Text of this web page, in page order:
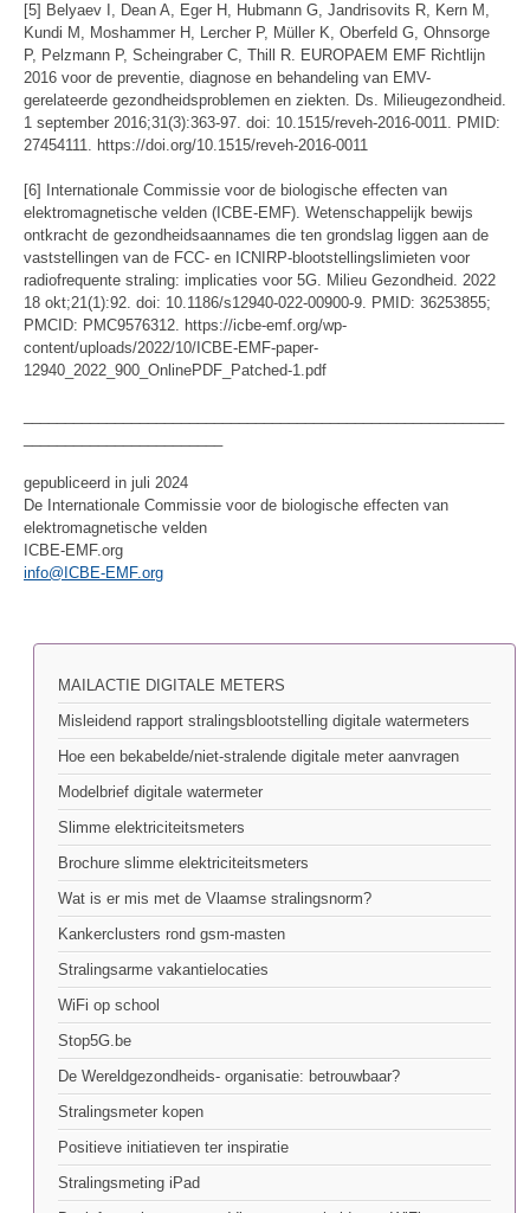
[5] Belyaev I, Dean A, Eger H, Hubmann G, Jandrisovits R, Kern M,
Kundi M, Moshammer H, Lercher P, Müller K, Oberfeld G, Ohnsorge
P, Pelzmann P, Scheingraber C, Thill R. EUROPAEM EMF Richtlijn
2016 voor de preventie, diagnose en behandeling van EMV-
gerelateerde gezondheidsproblemen en ziekten. Ds. Milieugezondheid.
1 september 2016;31(3):363-97. doi: 10.1515/reveh-2016-0011. PMID:
27454111. https://doi.org/10.1515/reveh-2016-0011
[6] Internationale Commissie voor de biologische effecten van
elektromagnetische velden (ICBE-EMF). Wetenschappelijk bewijs
ontkracht de gezondheidsaannames die ten grondslag liggen aan de
vaststellingen van de FCC- en ICNIRP-blootstellingslimieten voor
radiofrequente straling: implicaties voor 5G. Milieu Gezondheid. 2022
18 okt;21(1):92. doi: 10.1186/s12940-022-00900-9. PMID: 36253855;
PMCID: PMC9576312. https://icbe-emf.org/wp-
content/uploads/2022/10/ICBE-EMF-paper-
12940_2022_900_OnlinePDF_Patched-1.pdf
gepubliceerd in juli 2024
De Internationale Commissie voor de biologische effecten van
elektromagnetische velden
ICBE-EMF.org
info@ICBE-EMF.org
MAILACTIE DIGITALE METERS
Misleidend rapport stralingsblootstelling digitale watermeters
Hoe een bekabelde/niet-stralende digitale meter aanvragen
Modelbrief digitale watermeter
Slimme elektriciteitsmeters
Brochure slimme elektriciteitsmeters
Wat is er mis met de Vlaamse stralingsnorm?
Kankerclusters rond gsm-masten
Stralingsarme vakantielocaties
WiFi op school
Stop5G.be
De Wereldgezondheids- organisatie: betrouwbaar?
Stralingsmeter kopen
Positieve initiatieven ter inspiratie
Stralingsmeting iPad